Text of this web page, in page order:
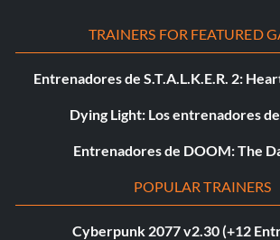
TRAINERS FOR FEATURED
Entrenadores de S.T.A.L.K.E.R. 2:
Dying Light: Los entrenadores
Entrenadores de DOOM: The
POPULAR TRAINERS
Cyberpunk 2077 v2.30 (+12